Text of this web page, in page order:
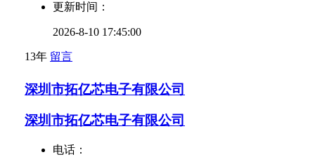
更新时间：
2026-8-10 17:45:00
13年 留言
深圳市拓亿芯电子有限公司
深圳市拓亿芯电子有限公司
电话：